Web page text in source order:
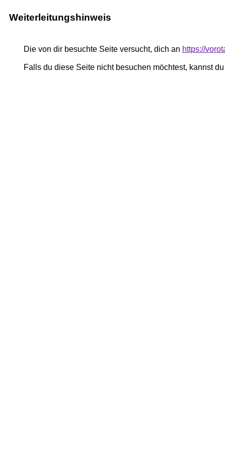
Weiterleitungshinweis
Die von dir besuchte Seite versucht, dich an https://
Falls du diese Seite nicht besuchen möchtest, kannst du